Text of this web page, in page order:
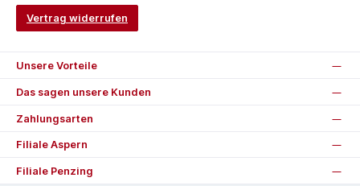
Vertrag widerrufen
Unsere Vorteile
Das sagen unsere Kunden
Zahlungsarten
Filiale Aspern
Filiale Penzing